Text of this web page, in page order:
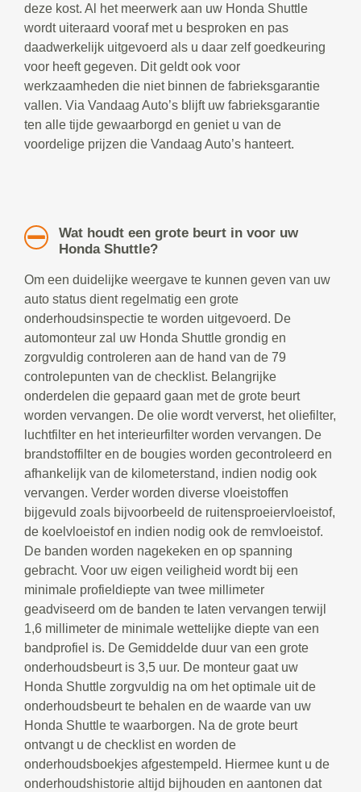
deze kost. Al het meerwerk aan uw Honda Shuttle
wordt uiteraard vooraf met u besproken en pas
daadwerkelijk uitgevoerd als u daar zelf goedkeuring
voor heeft gegeven. Dit geldt ook voor
werkzaamheden die niet binnen de fabrieksgarantie
vallen. Via Vandaag Auto’s blijft uw fabrieksgarantie
ten alle tijde gewaarborgd en geniet u van de
voordelige prijzen die Vandaag Auto’s hanteert.
Wat houdt een grote beurt in voor uw
Honda Shuttle?
Om een duidelijke weergave te kunnen geven van uw
auto status dient regelmatig een grote
onderhoudsinspectie te worden uitgevoerd. De
automonteur zal uw Honda Shuttle grondig en
zorgvuldig controleren aan de hand van de 79
controlepunten van de checklist. Belangrijke
onderdelen die gepaard gaan met de grote beurt
worden vervangen. De olie wordt ververst, het oliefilter,
luchtfilter en het interieurfilter worden vervangen. De
brandstoffilter en de bougies worden gecontroleerd en
afhankelijk van de kilometerstand, indien nodig ook
vervangen. Verder worden diverse vloeistoffen
bijgevuld zoals bijvoorbeeld de ruitensproeiervloeistof,
de koelvloeistof en indien nodig ook de remvloeistof.
De banden worden nagekeken en op spanning
gebracht. Voor uw eigen veiligheid wordt bij een
minimale profieldiepte van twee millimeter
geadviseerd om de banden te laten vervangen terwijl
1,6 millimeter de minimale wettelijke diepte van een
bandprofiel is. De Gemiddelde duur van een grote
onderhoudsbeurt is 3,5 uur. De monteur gaat uw
Honda Shuttle zorgvuldig na om het optimale uit de
onderhoudsbeurt te behalen en de waarde van uw
Honda Shuttle te waarborgen. Na de grote beurt
ontvangt u de checklist en worden de
onderhoudsboekjes afgestempeld. Hiermee kunt u de
onderhoudshistorie altijd bijhouden en aantonen dat